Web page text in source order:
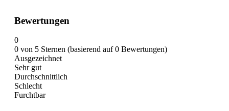
Bewertungen
0
0 von 5 Sternen (basierend auf 0 Bewertungen)
Ausgezeichnet
Sehr gut
Durchschnittlich
Schlecht
Furchtbar